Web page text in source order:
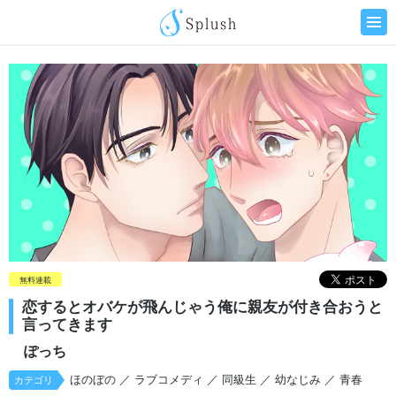
無料連載
恋するとオバケが飛んじゃう俺に親友が付き合おうと
言ってきます
ぽっち
カテゴリ ほのぼの ／ ラブコメディ ／ 同級生 ／ 幼なじみ ／ 青春